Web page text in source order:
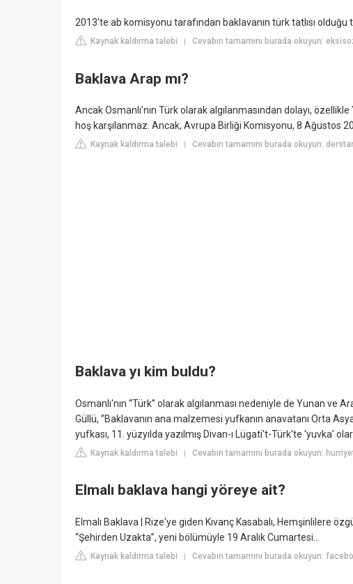
2013'te ab komisyonu tarafından baklavanın türk tatlısı olduğu
Kaynak kaldırma talebi Cevabın tamamını burada okuyun:
Baklava Arap mı?
Ancak Osmanlı'nın Türk olarak algılanmasından dolayı,
hoş karşılanmaz. Ancak, Avrupa Birliği Komisyonu, 8 Ağustos
Kaynak kaldırma talebi Cevabın tamamını burada okuyun:
Baklava yı kim buldu?
Osmanlı'nın “Türk” olarak algılanması nedeniyle de Yunan ve
Güllü, ”Baklavanın ana malzemesi yufkanın anavatanı Orta
yufkası, 11. yüzyılda yazılmış Divan-ı Lügati't-Türk'te 'yuvka'
Kaynak kaldırma talebi | Cevabın tamamını burada okuyun:
Elmalı baklava hangi yöreye ait?
Elmalı Baklava | Rize'ye giden Kıvanç Kasabalı, Hemşinlilere
“Şehirden Uzakta”, yeni bölümüyle 19 Aralık Cumartesi...
Kaynak kaldırma talebi | Cevabın tamamını burada okuyun: